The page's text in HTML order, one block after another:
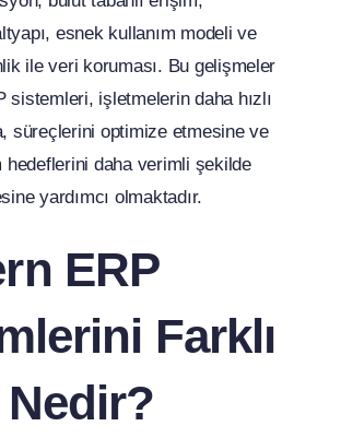
esnek kullanım modeli ve
ile veri koruması. Bu gelişmeler
sistemleri, işletmelerin daha hızlı
süreçlerini optimize etmesine ve
hedeflerini daha verimli şekilde
yardımcı olmaktadır.
ERP
Farklı
Nedir?